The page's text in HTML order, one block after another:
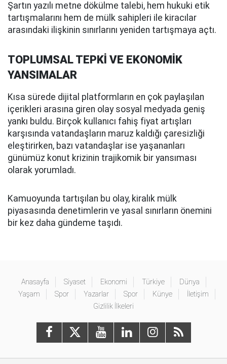
Şartın yazılı metne dökülme talebi, hem hukuki etik
tartışmalarını hem de mülk sahipleri ile kiracılar
arasındaki ilişkinin sınırlarını yeniden tartışmaya açtı.
TOPLUMSAL TEPKİ VE EKONOMİK
YANSIMALAR
Kısa sürede dijital platformların en çok paylaşılan
içerikleri arasına giren olay sosyal medyada geniş
yankı buldu. Birçok kullanıcı fahiş fiyat artışları
karşısında vatandaşların maruz kaldığı çaresizliği
eleştirirken, bazı vatandaşlar ise yaşananları
günümüz konut krizinin trajikomik bir yansıması
olarak yorumladı.
Kamuoyunda tartışılan bu olay, kiralık mülk
piyasasında denetimlerin ve yasal sınırların önemini
bir kez daha gündeme taşıdı.
Anasayfa Siyaset Ekonomi Türkiye
Dünya
Yaşam
Spor Yazarlar Spor Künye
İletişim
Gizlilik İlkeleri